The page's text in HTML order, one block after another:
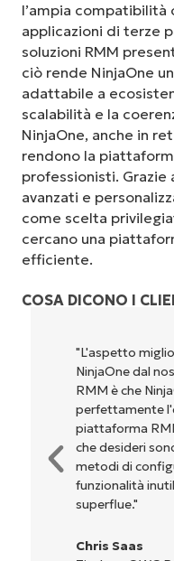
l’ampia compatibilità
applicazioni di terze
soluzioni RMM
ciò rende NinjaOne
adattabile a
scalabilità e la
NinjaOne, anche in
rendono la
professionisti.
avanzati e
come scelta
cercano una
efficiente.
COSA DICONO I
"L'aspetto
NinjaOne dal
RMM è che
perfettamente
piattaforma
che desideri
metodi di
funzionalità
superflue."
Chris Saas